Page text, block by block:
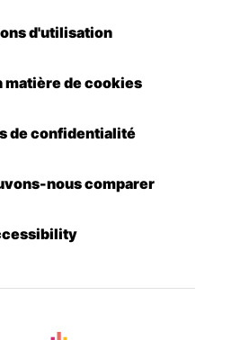
d'utilisation
matière de cookies
de confidentialité
nous comparer